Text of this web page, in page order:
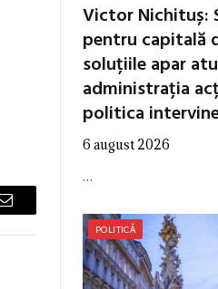
Email
Victor Nichituș:
pentru capitală
soluțiile apar
administrația
politica
6 august 2026
…
POLITICĂ